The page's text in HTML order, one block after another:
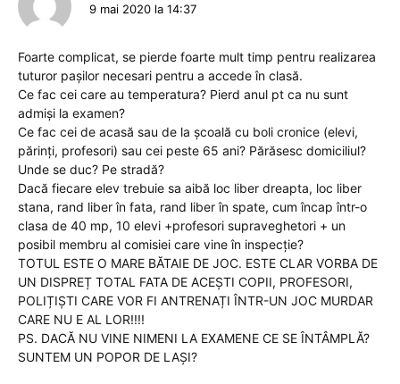
9 mai 2020 la 14:37
Foarte complicat, se pierde foarte mult timp pentru realizarea
tuturor pașilor necesari pentru a accede în clasă.
Ce fac cei care au temperatura? Pierd anul pt ca nu sunt
admiși la examen?
Ce fac cei de acasă sau de la școală cu boli cronice (elevi,
părinți, profesori) sau cei peste 65 ani? Părăsesc domiciliul?
Unde se duc? Pe stradă?
Dacă fiecare elev trebuie sa aibă loc liber dreapta, loc liber
stana, rand liber în fata, rand liber în spate, cum încap într-o
clasa de 40 mp, 10 elevi +profesori supraveghetori + un
posibil membru al comisiei care vine în inspecție?
TOTUL ESTE O MARE BĂTAIE DE JOC. ESTE CLAR VORBA DE
UN DISPREȚ TOTAL FATA DE ACEȘTI COPII, PROFESORI,
POLIȚIȘTI CARE VOR FI ANTRENAȚI ÎNTR-UN JOC MURDAR
CARE NU E AL LOR!!!!
PS. DACĂ NU VINE NIMENI LA EXAMENE CE SE ÎNTÂMPLĂ?
SUNTEM UN POPOR DE LAȘI?